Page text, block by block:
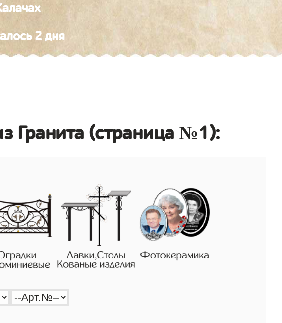
2 дня
Гранита (страница №1):